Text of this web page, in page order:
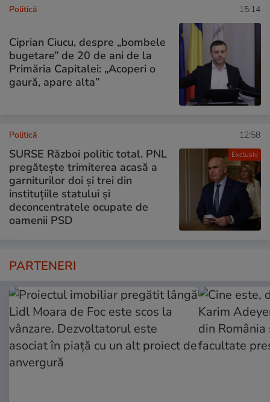
Politică 15:14
Ciprian Ciucu, despre „bombele
bugetare” de 20 de ani de la
Primăria Capitalei: „Acoperi o
gaură, apare alta”
Exclusiv
Politică 12:58
SURSE Război politic total. PNL
pregătește trimiterea acasă a
garniturilor doi și trei din
instituțiile statului și
deconcentratele ocupate de
oamenii PSD
PARTENERI